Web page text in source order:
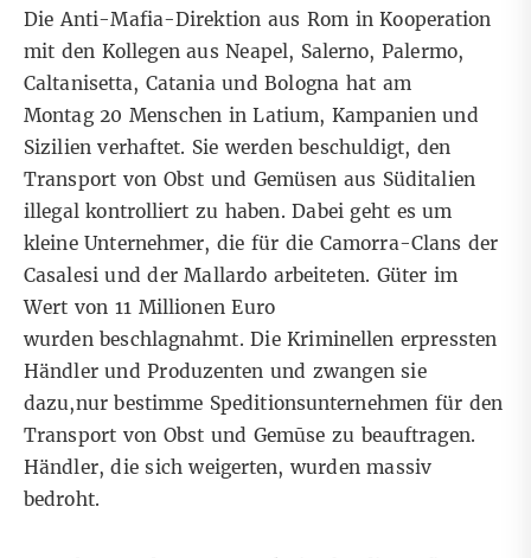
Die Anti-Mafia-Direktion aus Rom in Kooperation
mit den Kollegen aus Neapel, Salerno, Palermo,
Caltanisetta, Catania und Bologna hat am
Montag 20 Menschen in Latium, Kampanien und
Sizilien verhaftet. Sie werden beschuldigt, den
Transport von Obst und Gemüsen aus Süditalien
illegal kontrolliert zu haben. Dabei geht es um
kleine Unternehmer, die für die Camorra-Clans der
Casalesi und der Mallardo arbeiteten. Güter im
Wert von 11 Millionen Euro
wurden beschlagnahmt. Die Kriminellen erpressten
Händler und Produzenten und zwangen sie
dazu,nur bestimme Speditionsunternehmen für den
Transport von Obst und Gemūse zu beauftragen.
Händler, die sich weigerten, wurden massiv
bedroht.